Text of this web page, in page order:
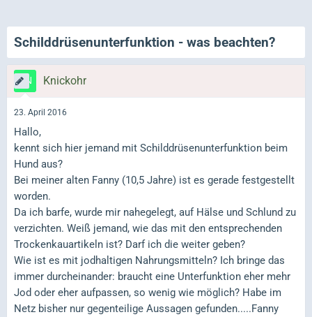
Schilddrüsenunterfunktion - was beachten?
Knickohr
23. April 2016
Hallo,
kennt sich hier jemand mit Schilddrüsenunterfunktion beim
Hund aus?
Bei meiner alten Fanny (10,5 Jahre) ist es gerade festgestellt
worden.
Da ich barfe, wurde mir nahegelegt, auf Hälse und Schlund zu
verzichten. Weiß jemand, wie das mit den entsprechenden
Trockenkauartikeln ist? Darf ich die weiter geben?
Wie ist es mit jodhaltigen Nahrungsmitteln? Ich bringe das
immer durcheinander: braucht eine Unterfunktion eher mehr
Jod oder eher aufpassen, so wenig wie möglich? Habe im
Netz bisher nur gegenteilige Aussagen gefunden.....Fanny